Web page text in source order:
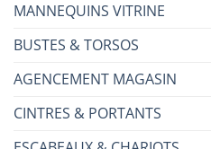
MANNEQUINS VITRINE
BUSTES & TORSOS
AGENCEMENT MAGASIN
CINTRES & PORTANTS